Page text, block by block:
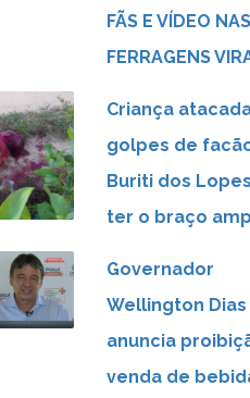
FÃS E VÍDEO NAS
FERRAGENS
Criança
golpes de
Buriti dos
ter o braço
Governador
Wellington Dias
anuncia
venda de